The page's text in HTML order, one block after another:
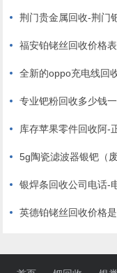
荆门贵金属回收-荆门
福安铂铑丝回收价格
全新的oppo充电线回
专业钯粉回收多少钱
库存苹果零件回收阿-
5g陶瓷滤波器银钯（
银焊条回收公司电话-
英德铂铑丝回收价格